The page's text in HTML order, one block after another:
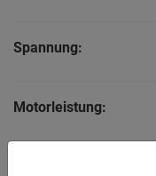
Spannung:
Motorleistung: